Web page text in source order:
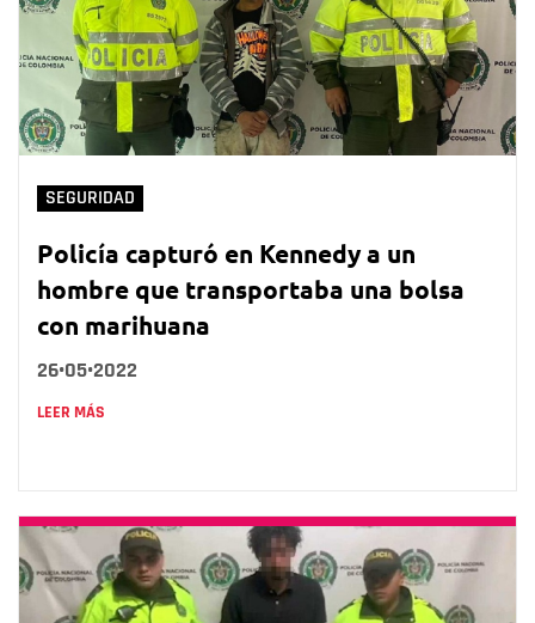
SEGURIDAD
Policía capturó en Kennedy a un
hombre que transportaba una bolsa
con marihuana
26•05•2022
LEER MÁS